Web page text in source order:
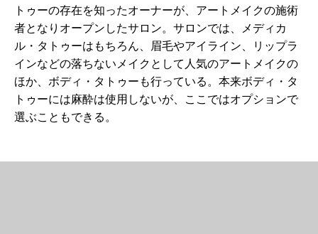
トゥーの存在を知ったオーナーが、アートメイクの施術
者となりオープンしたサロン。サロンでは、メディカ
ル・タトゥーはもちろん、眉毛やアイライン、リップラ
インなどの落ちないメイクとして人気のアートメイクの
ほか、ボディ・タトゥーも行っている。本来ボディ・タ
トゥーには麻酔は使用しないが、ここではオプションで
選ぶこともできる。